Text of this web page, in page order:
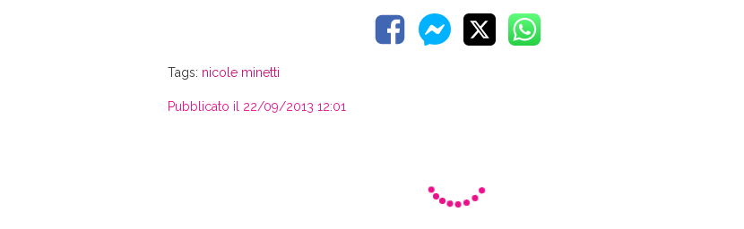
Tags: nicole minetti
Pubblicato il 22/09/2013 12:01